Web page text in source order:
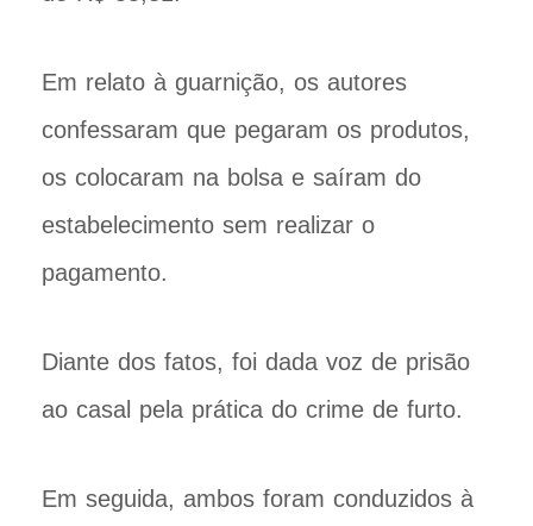
Em relato à guarnição, os autores
confessaram que pegaram os produtos,
os colocaram na bolsa e saíram do
estabelecimento sem realizar o
pagamento.
Diante dos fatos, foi dada voz de prisão
ao casal pela prática do crime de furto.
Em seguida, ambos foram conduzidos à